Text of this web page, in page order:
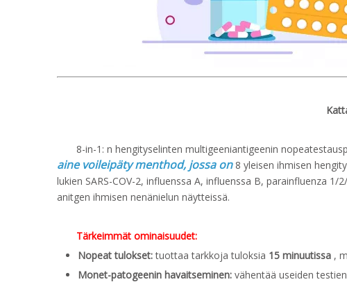
8-in-1: n hengityselinten multigeeniantigeenin
aine voileipäty menthod, jossa on 8 yleisen ihmisen
lukien SARS-COV-2, influenssa A, influenssa B, parainfluenza
anitgen ihmisen nenänielun näytteissä.
Tärkeimmät ominaisuudet:
Nopeat tulokset:tuottaa tarkkoja tuloksia 15 minuutissa ,
Monet-patogeenin havaitseminen: vähentää useiden